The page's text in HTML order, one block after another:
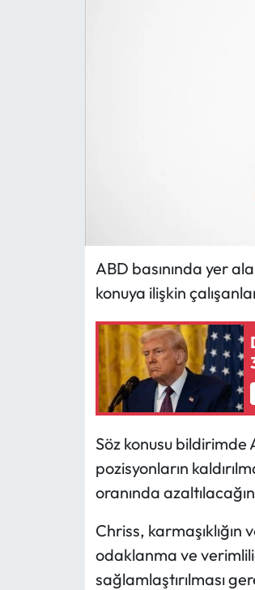
ABD basınında yer
konuya ilişkin
Söz konusu bildirimde
pozisyonların
oranında
Chriss,
odaklanma ve
sağlamlaştırılması
RESMİ İLANLAR
HABER İLAN